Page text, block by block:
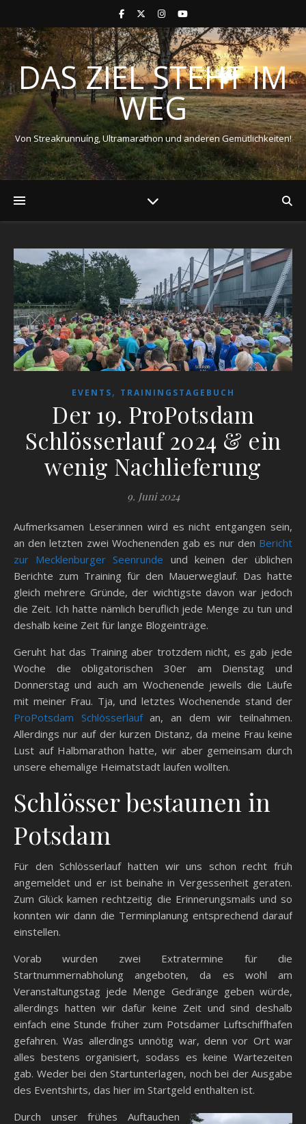
DAS ZIEL STEHT IM
WEG
Von Streakrunnuíng, Ultramarathon und anderen Gemütlichkeiten!
EVENTS, TRAININGSTAGEBUCH
Der 19. ProPotsdam
Schlösserlauf 2024 & ein
wenig Nachlieferung
9. Juni 2024
Aufmerksamen Leser:innen wird es nicht entgangen sein,
an den letzten zwei Wochenenden gab es nur den Bericht
zur Mecklenburger Seenrunde und keinen der üblichen
Berichte zum Training für den Mauerweglauf. Das hatte
gleich mehrere Gründe, der wichtigste davon war jedoch
die Zeit. Ich hatte nämlich beruflich jede Menge zu tun und
deshalb keine Zeit für lange Blogeinträge.
Geruht hat das Training aber trotzdem nicht, es gab jede
Woche die obligatorischen 30er am Dienstag und
Donnerstag und auch am Wochenende jeweils die Läufe
mit meiner Frau. Tja, und letztes Wochenende stand der
ProPotsdam Schlösserlaufan, an dem wir teilnahmen.
Allerdings nur auf der kurzen Distanz, da meine Frau keine
Lust auf Halbmarathon hatte, wir aber gemeinsam durch
unsere ehemalige Heimatstadt laufen wollten.
Schlösser bestaunen in
Potsdam
Für den Schlösserlauf hatten wir uns schon recht früh
angemeldet und er ist beinahe in Vergessenheit geraten.
Zum Glück kamen rechtzeitig die Erinnerungsmails und so
konnten wir dann die Terminplanung entsprechend darauf
einstellen.
Vorab wurden zwei Extratermine für die
Startnummernabholung angeboten, da es wohl am
Veranstaltungstag jede Menge Gedränge geben würde,
allerdings hatten wir dafür keine Zeit und sind deshalb
einfach eine Stunde früher zum Potsdamer Luftschiffhafen
gefahren. Was allerdings unnötig war, denn vor Ort war
alles bestens organisiert, sodass es keine Wartezeiten
gab. Weder bei den Startunterlagen, noch bei der Ausgabe
des Eventshirts, das hier im Startgeld enthalten ist.
Durch unser frühes Auftauchen